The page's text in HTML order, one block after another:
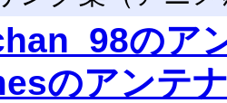
のア
のアンテ